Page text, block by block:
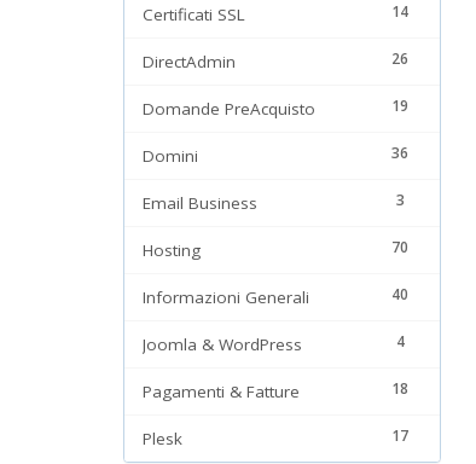
14
Certificati SSL
26
DirectAdmin
19
Domande PreAcquisto
36
Domini
3
Email Business
70
Hosting
40
Informazioni Generali
4
Joomla & WordPress
18
Pagamenti & Fatture
17
Plesk